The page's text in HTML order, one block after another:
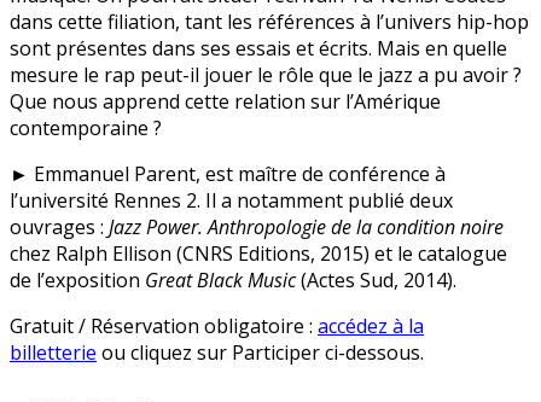
dans cette filiation, tant les références à l’univers hip-hop
sont présentes dans ses essais et écrits. Mais en quelle
mesure le rap peut-il jouer le rôle que le jazz a pu avoir ?
Que nous apprend cette relation sur l’Amérique
contemporaine ?
► Emmanuel Parent, est maître de conférence à
l’université Rennes 2. Il a notamment publié deux
ouvrages : Jazz Power. Anthropologie de la condition noire
chez Ralph Ellison (CNRS Editions, 2015) et le catalogue
de l’exposition Great Black Music(Actes Sud, 2014).
Gratuit / Réservation obligatoire : accédez à la
billetterie ou cliquez sur Participer ci-dessous.